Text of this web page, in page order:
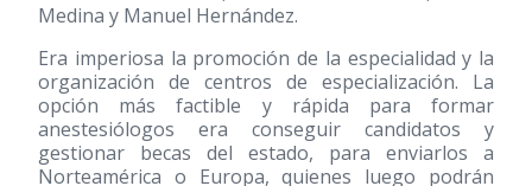
Medina y Manuel Hernández.
Era imperiosa la promoción de la especialidad y la
organización de centros de especialización. La
opción más factible y rápida para formar
anestesiólogos era conseguir candidatos y
gestionar becas del estado, para enviarlos a
Norteamérica o Europa, quienes luego podrán